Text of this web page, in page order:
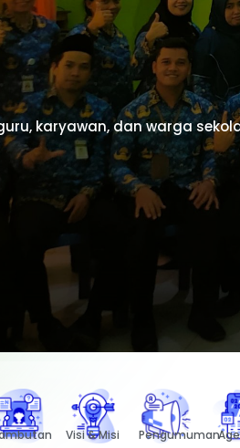
karyawan, dan warga
religius, SMK Negeri
Visi & Misi Pengumuman